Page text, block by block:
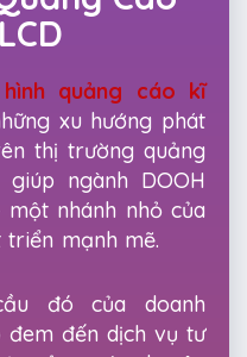
quảng cáo kĩ
xu hướng phát
thị trường quảng
ngành DOOH
nhánh nhỏ của
mạnh mẽ.
đó của doanh
đem đến dịch vụ tư